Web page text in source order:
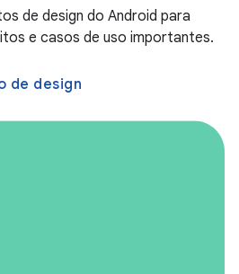
de design do Android para
e casos de uso importantes.
de design